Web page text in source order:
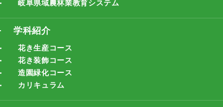
岐阜県域農林業教育システム
学科紹介
花き生産コース
花き装飾コース
造園緑化コース
カリキュラム